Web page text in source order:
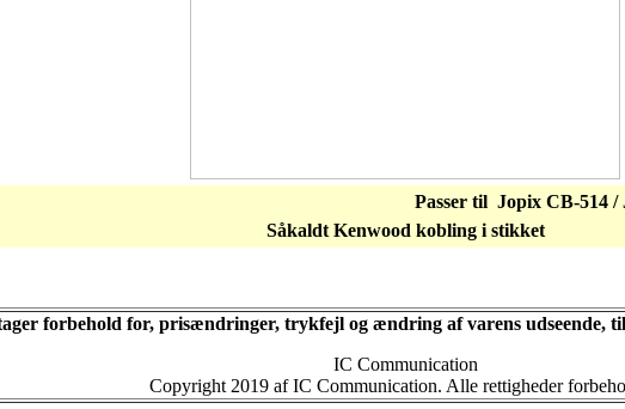
Passer til Jopix CB-514
Såkaldt Kenwood kobling i stikket
forbehold for, prisændringer, trykfejl og ændring af varens udseende,
IC Communication
Copyright 2019 af IC Communication. Alle rettigheder